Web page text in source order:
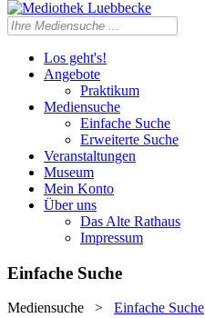
Los geht's!
Angebote
Praktikum
Mediensuche
Einfache Suche
Erweiterte Suche
Veranstaltungen
Museum
Mein Konto
Über uns
Das Alte Rathaus
Impressum
Einfache Suche
Mediensuche > Einfache Suche